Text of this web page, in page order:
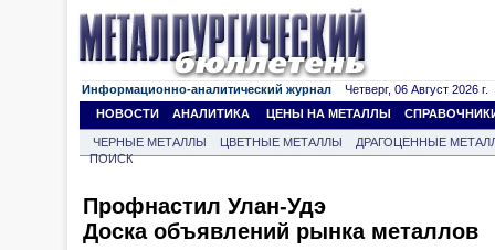
Информационно-аналитический журнал Четверг, 06 Август 2026 г.
НОВОСТИ
АНАЛИТИКА ЦЕНЫ НА МЕТАЛЛЫ
ЧЕРНЫЕ МЕТАЛЛЫ ЦВЕТНЫЕ МЕТАЛЛЫ
ДРАГОЦЕННЫЕ
ПОИСК
Профнастил Улан-Удэ
Доска объявлений рынка металлов